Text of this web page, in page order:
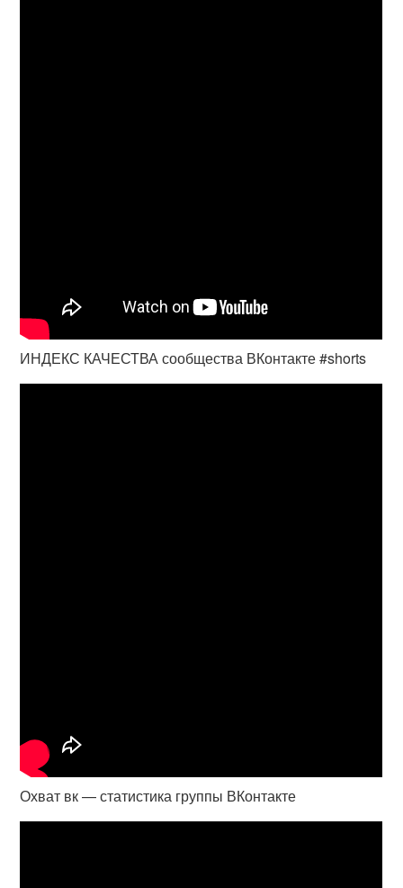
ИНДЕКС КАЧЕСТВА сообщества ВКонтакте #shorts
Охват вк — статистика группы ВКонтакте